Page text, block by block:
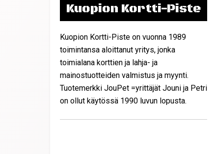
Kuopion Kortti-Piste
Kuopion Kortti-Piste on vuonna 1989
toimintansa aloittanut yritys, jonka
toimialana korttien ja lahja- ja
mainostuotteiden valmistus ja myynti.
Tuotemerkki JouPet =yrittäjät Jouni ja Petri
on ollut käytössä 1990 luvun lopusta.